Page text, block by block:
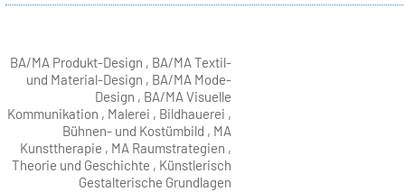
BA/MA Produkt-Design , BA/MA Textil-
und Material-Design , BA/MA Mode-
Design , BA/MA Visuelle
Kommunikation , Malerei , Bildhauerei ,
Bühnen- und Kostümbild , MA
Kunsttherapie , MA Raumstrategien ,
Theorie und Geschichte , Künstlerisch
Gestalterische Grundlagen